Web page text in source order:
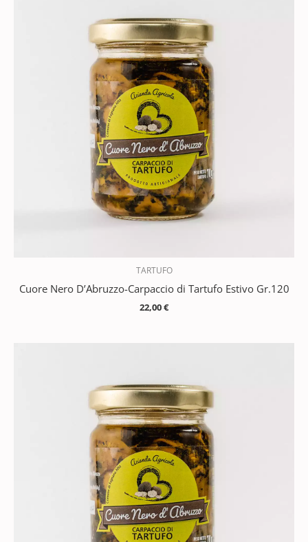
TARTUFO
Cuore Nero D’Abruzzo-Carpaccio di Tartufo Estivo Gr.120
22,00€